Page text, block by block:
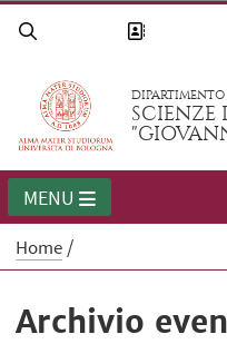
SCIENZE
MENU
Home
Archivio